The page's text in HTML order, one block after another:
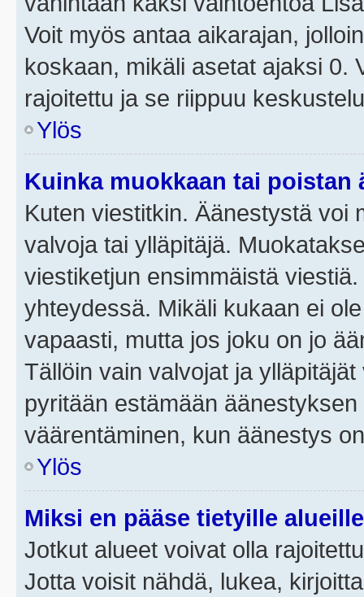
Voit myös antaa aikarajan,
koskaan, mikäli asetat ajaksi 0.
rajoitettu ja se riippuu
Ylös
Kuinka muokkaan tai poistan
Kuten viestitkin. Äänestystä voi
valvoja tai ylläpitäjä.
viestiketjun ensimmäistä
yhteydessä. Mikäli kukaan ei
vapaasti, mutta jos joku on jo
Tällöin vain valvojat ja
pyritään estämään
väärentäminen, kun äänestys
Ylös
Miksi en pääse tietyille
Jotkut alueet voivat olla
Jotta voisit nähdä, lukea,